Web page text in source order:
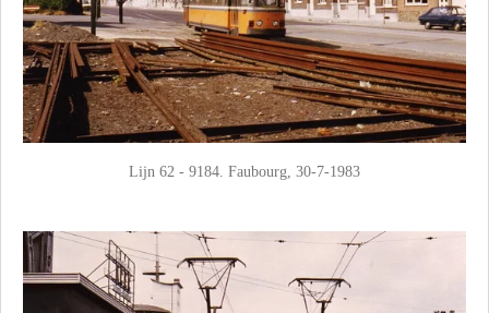
Lijn 62 - 9184. Faubourg, 30-7-1983